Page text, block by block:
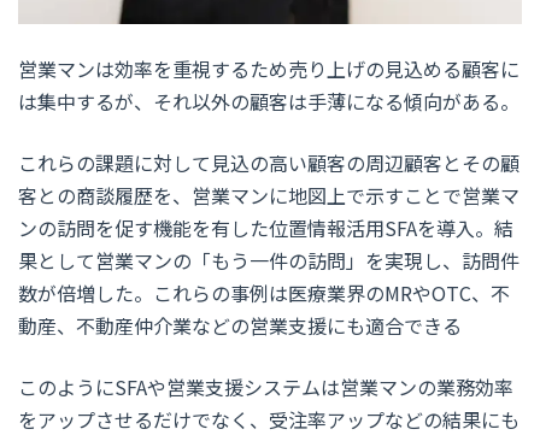
営業マンは効率を重視するため売り上げの見込める顧客に
は集中するが、それ以外の顧客は手薄になる傾向がある。
これらの課題に対して見込の高い顧客の周辺顧客とその顧
客との商談履歴を、営業マンに地図上で示すことで営業マ
ンの訪問を促す機能を有した位置情報活用SFAを導入。結
果として営業マンの「もう一件の訪問」を実現し、訪問件
数が倍増した。これらの事例は医療業界のMRやOTC、不
動産、不動産仲介業などの営業支援にも適合できる
このようにSFAや営業支援システムは営業マンの業務効率
をアップさせるだけでなく、受注率アップなどの結果にも